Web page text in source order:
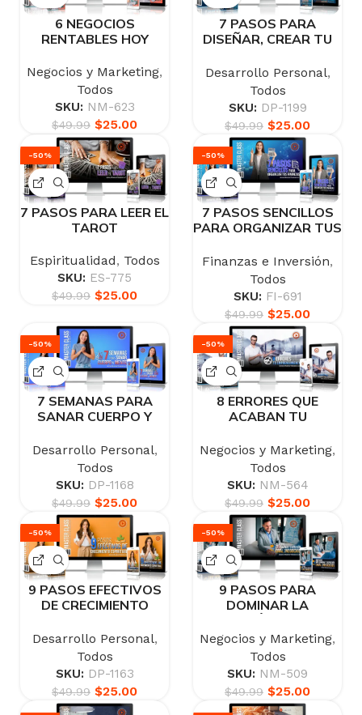
6 NEGOCIOS
RENTABLES HOY
Negocios y Marketing,
Todos
SKU: NM-623
$49.99 $25.00
7 PASOS PARA
DISEÑAR, CREAR TU
EL CONTROL DE TU
VIDA
Desarrollo Personal,
Todos
SKU: DP-1199
$49.99 $25.00
-50%
7 PASOS PARA LEER EL
TAROT
Espiritualidad, Todos
SKU: ES-775
$49.99 $25.00
-50%
7 PASOS SENCILLOS
PARA ORGANIZAR TUS
Finanzas e Inversión,
Todos
SKU: FI-691
$49.99 $25.00
-50%
7 SEMANAS PARA
SANAR CUERPO Y
Desarrollo Personal,
Todos
SKU: DP-1168
$49.99 $25.00
-50%
8 ERRORES QUE
ACABAN TU
Negocios y Marketing,
Todos
SKU: NM-564
$49.99 $25.00
-50%
9 PASOS EFECTIVOS
DE CRECIMIENTO
Desarrollo Personal,
Todos
SKU: DP-1163
$49.99 $25.00
-50%
9 PASOS PARA
DOMINAR LA
LOS NEGOCIOS
Negocios y Marketing,
Todos
SKU: NM-509
$49.99 $25.00